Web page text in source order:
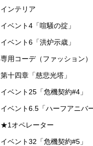
インテリア
イベント4「喧騒の掟」
イベント6「洪炉示歳」
専用コーデ（ファッション）
第十四章「慈悲光塔」
イベント25「危機契約#4」
イベント6.5「ハーフアニバ
★1オペレーター
イベント32「危機契約#5」